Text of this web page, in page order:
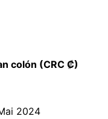
colón (CRC ₡)
2024